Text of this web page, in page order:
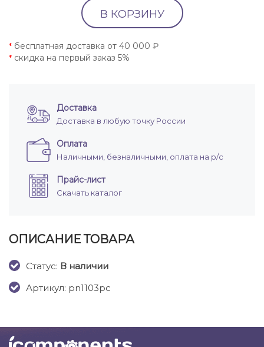
В КОРЗИНУ
* бесплатная доставка от 40 000 ₽
* скидка на первый заказ 5%
Доставка
Доставка в любую точку России
Оплата
Наличными, безналичными, оплата на р/с
Прайс-лист
Скачать каталог
ОПИСАНИЕ ТОВАРА
Cтатус: В наличии
Артикул: pn1103pc